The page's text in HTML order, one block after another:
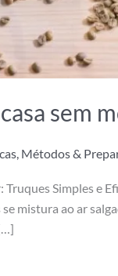
sem
, Métodos &
Simples e
mistura ao ar